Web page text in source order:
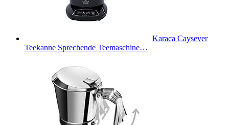
Karaca Caysever
Teekanne Sprechende Teemaschine…